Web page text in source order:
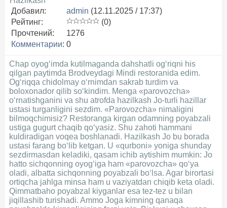
Добавил:
admin (12.11.2025 / 17:37)
Рейтинг:
(0)
Прочтений:
1276
Комментарии: 0
Chap oyog‘imda kutilmaganda dahshatli og‘riqni his
qilgan paytimda Brodveydagi Mindi restoranida edim.
Og‘riqqa chidolmay o‘rnimdan sakrab turdim va
boloxonador qilib so‘kindim. Menga «parovozcha»
o‘rnatishganini va shu atrofda hazilkash Jo-turli hazillar
ustasi turganligini sezdim. «Parovozcha» nimaligini
bilmoqchimisiz? Restoranga kirgan odamning poyabzali
ustiga gugurt chaqib qo‘yasiz. Shu zahoti hammani
kuldiradigan voqea boshlanadi. Hazilkash Jo bu borada
ustasi farang bo‘lib ketgan. U «qurboni» yoniga shunday
sezdirmasdan keladiki, qasam ichib aytishim mumkin: Jo
hatto sichqonning oyog‘iga ham «parovozcha» qo‘ya
oladi, albatta sichqonning poyabzali bo‘lsa. Agar birortasi
ortiqcha jahlga minsa ham u vaziyatdan chiqib keta oladi.
Qimmatbaho poyabzal kiyganlar esa tez-tez u bilan
jiqillashib turishadi. Ammo Joga kimning qanaqa